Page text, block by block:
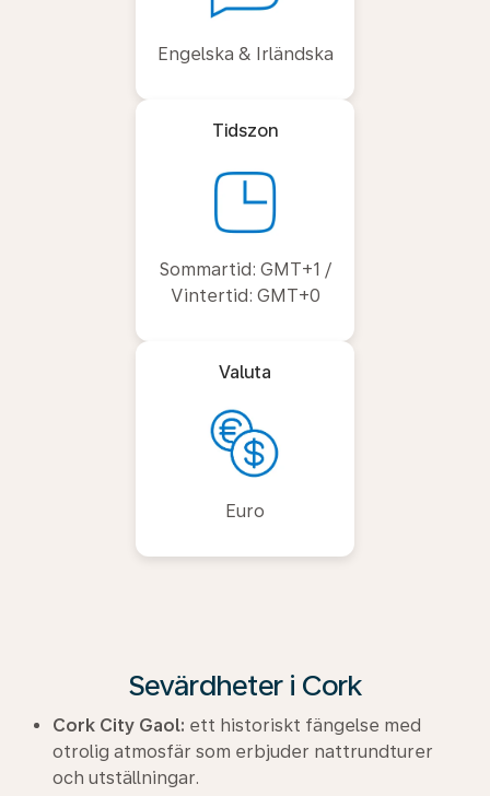
Engelska & Irländska
Tidszon
Sommartid: GMT+1 /
Vintertid: GMT+0
Valuta
Euro
Sevärdheter i Cork
Cork City Gaol: ett historiskt fängelse med
otrolig atmosfär som erbjuder nattrundturer
och utställningar.